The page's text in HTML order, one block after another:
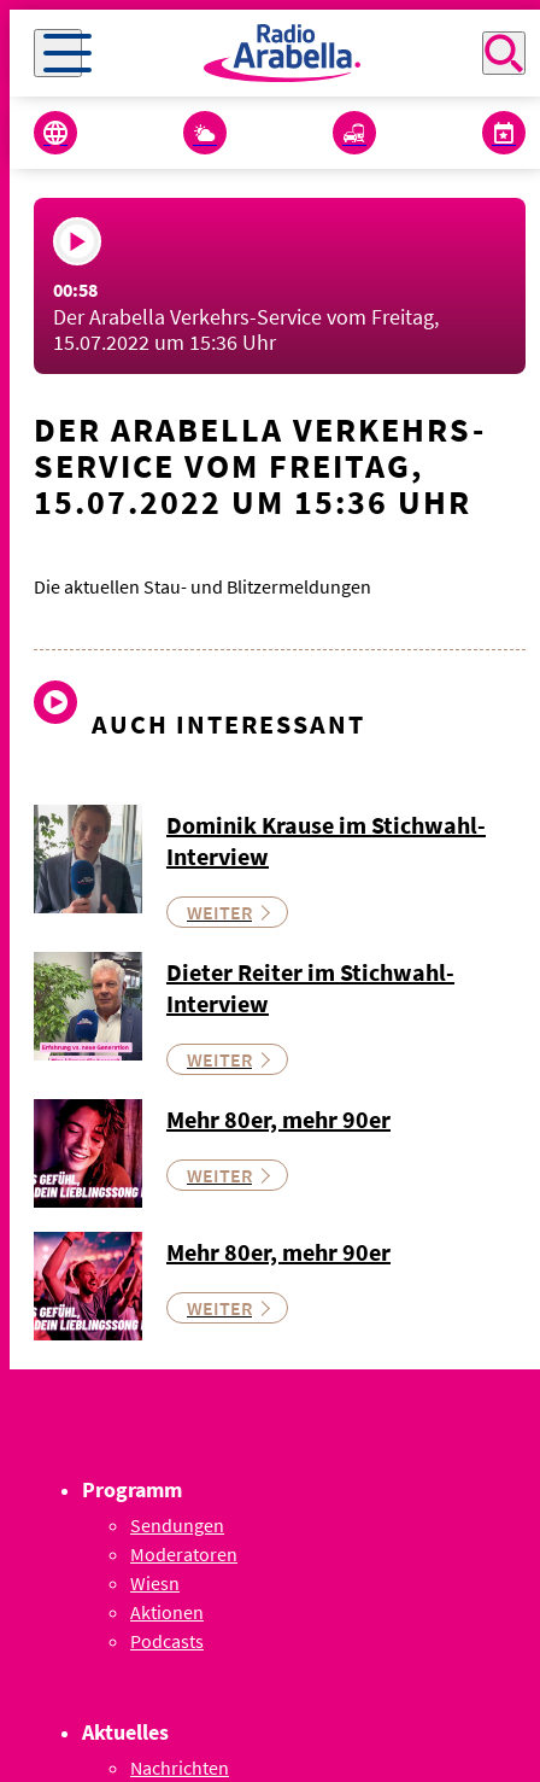
00:58
Der Arabella Verkehrs-Service vom Freitag,
15.07.2022 um 15:36 Uhr
DER ARABELLA VERKEHRS-
SERVICE VOM FREITAG,
15.07.2022 UM 15:36 UHR
Die aktuellen Stau- und Blitzermeldungen
AUCH INTERESSANT
Dominik Krause im Stichwahl-
Interview
WEITER
Dieter Reiter im Stichwahl-
Interview
WEITER
Mehr 80er, mehr 90er
WEITER
Mehr 80er, mehr 90er
WEITER
Programm
Sendungen
Moderatoren
Wiesn
Aktionen
Podcasts
Aktuelles
Nachrichten